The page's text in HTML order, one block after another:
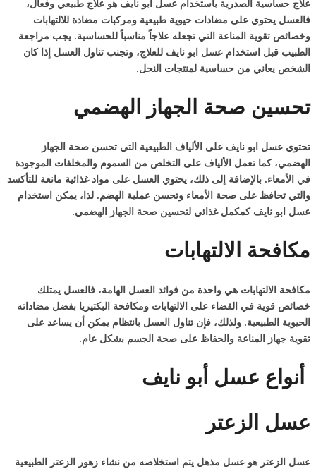
علاج حساسية الصدرية باستخدام عسل ابو نايف هو علاج طبيعي وفعال،
فالعسل يحتوي على مضادات حيوية طبيعية ومركبات مضادة للالتهابات
وخصائص تقوية المناعة التي تجعله علاجاً مناسباً للحساسية. يجب مراجعة
الطبيب قبل استخدام عسل ابو نايف للعلاج، وتجنب تناول العسل إذا كان
الشخص يعاني من حساسية لمنتجات النحل.
تحسين صحة الجهاز الهضمي
تحتوي عسل ابو نايف على الألياف الطبيعية التي تحسن صحة الجهاز
الهضمي، كما تعمل الألياف على التخلص من السموم والمخلفات الموجودة
في الأمعاء. بالإضافة إلى ذلك، يحتوي العسل على مواد غذائية مانعة للتأكسد
والتي تحافظ على صحة الأمعاء وتحسن عملية الهضم. لذا، يمكن استخدام
عسل ابو نايف كمكمل غذائي لتحسين صحة الجهاز الهضمي.
مكافحة الالتهابات
مكافحة الالتهابات هي واحدة من فوائد العسل الهامة، فالعسل يمتلك
خصائص قوية في القضاء على الالتهابات ومكافحة البكتيريا بفضل مضاداته
الحيوية الطبيعية. ولذلك، فإن تناول العسل بانتظام يمكن أن يساعد على
تقوية جهاز المناعة والحفاظ على صحة الجسم بشكل عام.
أنواع عسل أبو نايف
عسل الزعتر
عسل الزعتر هو عسل مذهل يتم استخلاصه من نشاء زهور الزعتر الطبيعية